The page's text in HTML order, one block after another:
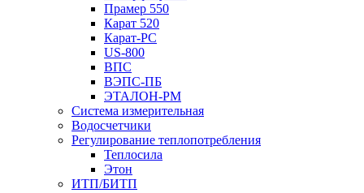
Прамер 550
Карат 520
Карат-РС
US-800
ВПС
ВЭПС-ПБ
ЭТАЛОН-РМ
Система измерительная
Водосчетчики
Регулирование теплопотребления
Теплосила
Этон
ИТП/БИТП